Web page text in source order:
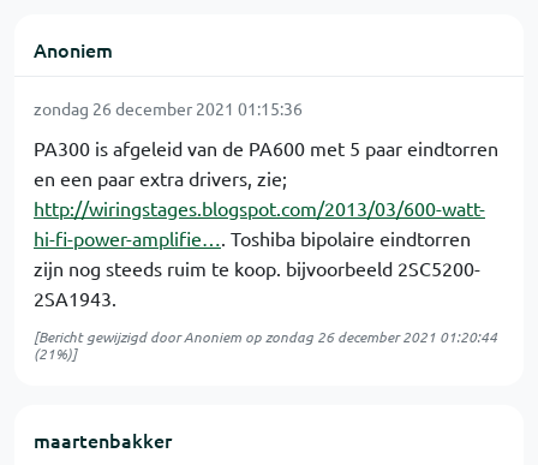
Anoniem
zondag 26 december 2021 01:15:36
PA300 is afgeleid van de PA600 met 5 paar eindtorren
en een paar extra drivers, zie;
http://wiringstages.blogspot.com/2013/03/600-watt-
hi-fi-power-amplifie…. Toshiba bipolaire eindtorren
zijn nog steeds ruim te koop. bijvoorbeeld 2SC5200-
2SA1943.
[Bericht gewijzigd door Anoniem op zondag 26 december 2021 01:20:44
(21%)]
maartenbakker